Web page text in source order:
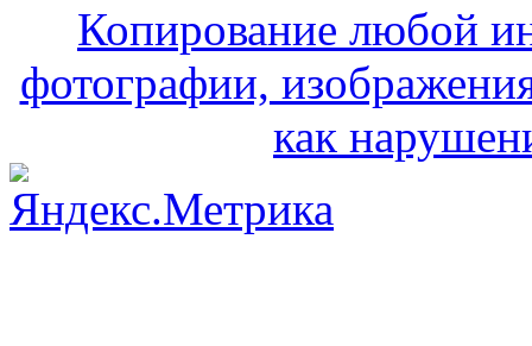
Копирование любой
фотографии,
как